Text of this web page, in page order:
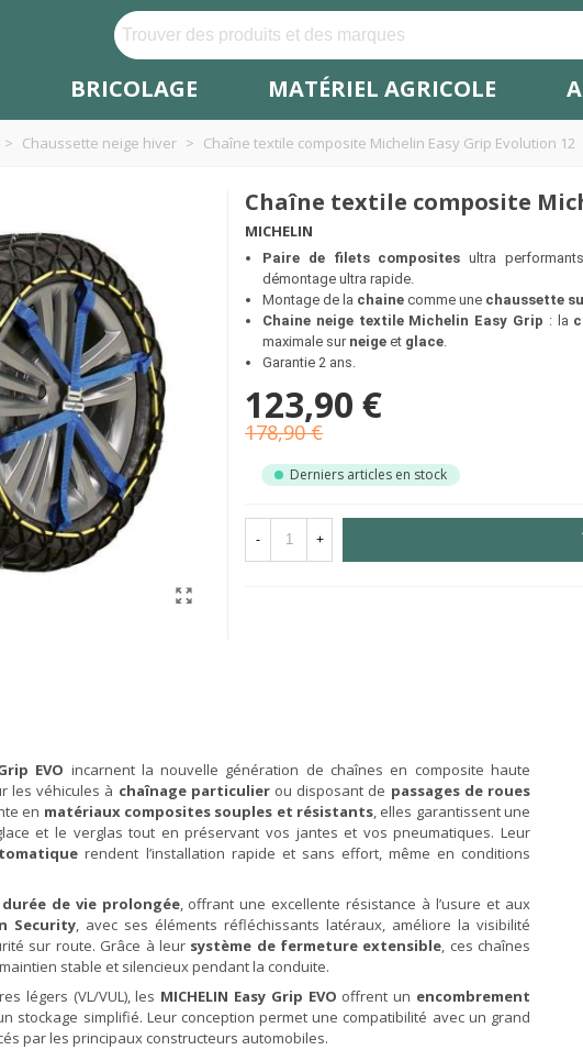
BRICOLAGE MATÉRIEL AGRICOLE
> Chaussette neige hiver > Chaîne textile composite Michelin Easy Grip Evolution 12
Chaîne textile composite
MICHELIN
Paire de filets composites ultra
démontage ultra rapide.
Montage de la chaine comme une chaussette
Chaine neige textile Michelin Easy Grip : la
maximale sur neige et glace.
Garantie 2 ans.
123,90 €
178,90 €
Derniers articles en stock
- +
EVO incarnent la nouvelle génération de chaînes en composite haute
les véhicules à chaînage particulierou disposant de passages de roues
en matériaux composites souples et résistants, elles garantissent une
et le verglas tout en préservant vos jantes et vos pneumatiques. Leur
rendent l’installation rapide et sans effort, même en conditions
durée de vie prolongée, offrant une excellente résistance à l’usure et aux
Security, avec ses éléments réfléchissants latéraux, améliore la visibilité
sur route. Grâce à leur système de fermeture extensible, ces chaînes
stable et silencieux pendant la conduite.
légers (VL/VUL), les MICHELIN Easy Grip EVO offrent un encombrement
stockage simplifié. Leur conception permet une compatibilité avec un grand
par les principaux constructeurs automobiles.